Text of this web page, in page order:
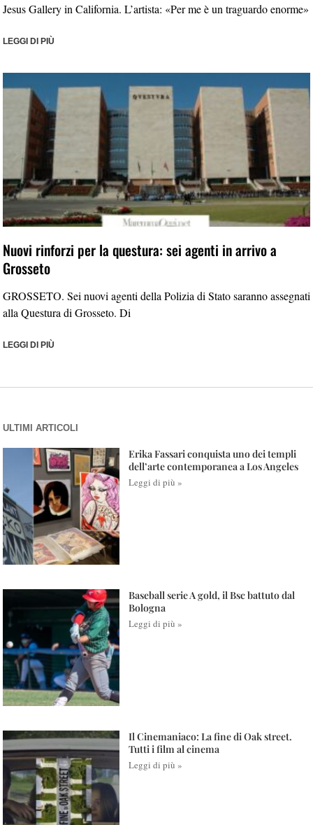
Jesus Gallery in California. L’artista: «Per me è un traguardo enorme»
LEGGI DI PIÙ
Nuovi rinforzi per la questura: sei agenti in arrivo a
Grosseto
GROSSETO. Sei nuovi agenti della Polizia di Stato saranno assegnati
alla Questura di Grosseto. Di
LEGGI DI PIÙ
ULTIMI ARTICOLI
Erika Fassari conquista uno dei templi
dell’arte contemporanea a Los Angeles
Leggi di più »
Baseball serie A gold, il Bsc battuto dal
Bologna
Leggi di più »
Il Cinemaniaco: La fine di Oak street.
Tutti i film al cinema
Leggi di più »